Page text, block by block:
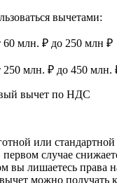
вычетами:
млн. ₽ до 250 млн ₽
млн. ₽ до 450 млн.
вычет по НДС
или
случае
вы лишаетесь права
можно получать